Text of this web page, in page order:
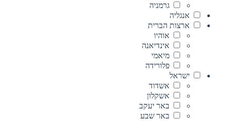
גרמניה
אנגליה
ארצות הברית
אוהיו
אינדיאנה
מיאמי
פלורידה
ישראל
אשדוד
אשקלון
באר יעקב
באר שבע